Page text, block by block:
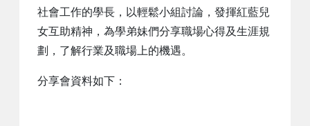
社會工作的學長，以輕鬆小組討論，發揮紅藍兒
女互助精神，為學弟妹們分享職場心得及生涯規
劃，了解行業及職場上的機遇。
分享會資料如下：